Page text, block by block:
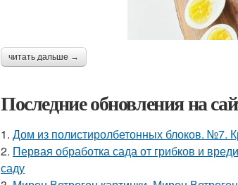
читать дальше →
Последние обновления на
1. Дом из полистиролбетонных блоков. №7.
2. Первая обработка сада от грибков и
саду